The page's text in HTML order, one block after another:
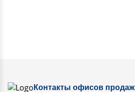
Контакты офисов продаж